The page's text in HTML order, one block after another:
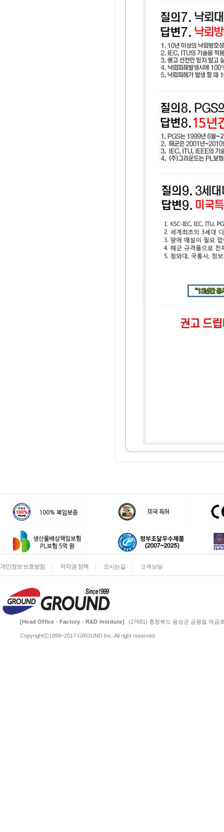
개인정보 보호방침 저작권 정책 오시는길 고객상담
[Head Office · Factory · R&D Institute] (27681) 충청북도 음성군 금왕읍 덕금
Copyrightⓒ1999~2017 GROUND Inc. All right reserved